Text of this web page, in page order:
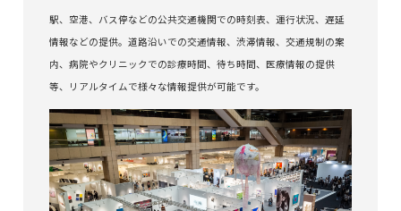
駅、空港、バス停などの公共交通機関での時刻表、運行状況、遅延
情報などの提供。道路沿いでの交通情報、渋滞情報、交通規制の案
内、病院やクリニックでの診療時間、待ち時間、医療情報の提供
等、リアルタイムで様々な情報提供が可能です。